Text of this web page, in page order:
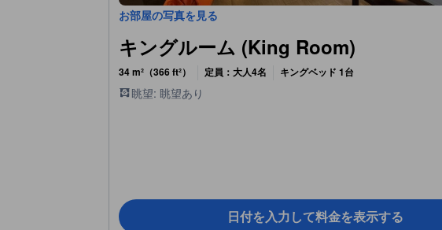
お部屋の写真を見る
キングルーム (King Room)
34 m²（366 ft²） 定員：大人4名 キングベッド 1台
眺望: 眺望あり
日付を入力して料金を表示する